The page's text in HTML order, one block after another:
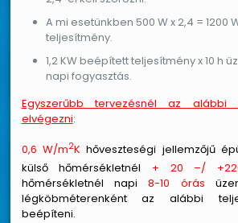
A mi esetünkben 500 W x 2,4 = 1200
teljesítmény.
1,2 KW beépített teljesítmény x 10 h
napi fogyasztás.
Egyszerűbb tervezésnél az alábbi
elvégezni:
0,6 W/m2Khőveszteségi jellemzőjű
külső hőmérsékletnél + 20 –/
hőmérsékletnél napi 8-10 órás
légköbméterenként az alábbi
beépíteni.